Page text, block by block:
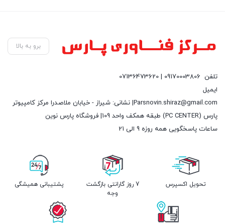
برو به بالا
تلفن 09170003806 | 07136473620
ایمیل
Parsnovin.shiraz@gmail.com| نشانی: شیراز - خیابان ملاصدرا مرکز کامپیوتر
پارس (PC CENTER) طبقه همکف واحد 109| فروشگاه پارس نوین
ساعات پاسخگویی همه روزه 9 الی 21
تحویل اکسپرس
7 روز گارانتی بازگشت
وجه
پشتیبانی همیشگی